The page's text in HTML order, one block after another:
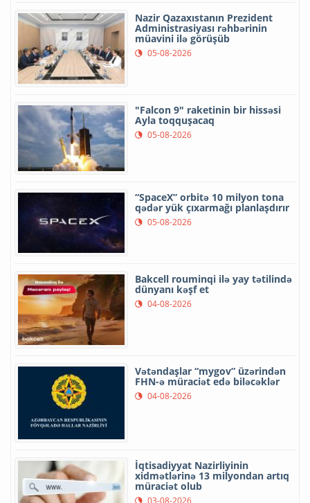
Nazir Qazaxıstanın Prezident
Administrasiyası rəhbərinin
müavini ilə görüşüb
05-08-2026
"Falcon 9" raketinin bir hissəsi
Ayla toqquşacaq
05-08-2026
“SpaceX” orbitə 10 milyon tona
qədər yük çıxarmağı planlaşdırır
05-08-2026
Bakcell rouminqi ilə yay tətilində
dünyanı kəşf et
04-08-2026
Vətəndaşlar “mygov” üzərindən
FHN-ə müraciət edə biləcəklər
04-08-2026
İqtisadiyyat Nazirliyinin
xidmətlərinə 13 milyondan artıq
müraciət olub
03-08-2026